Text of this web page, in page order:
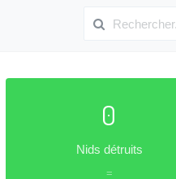
0
Nids détruits
=